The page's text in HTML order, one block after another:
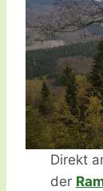
Direkt
der